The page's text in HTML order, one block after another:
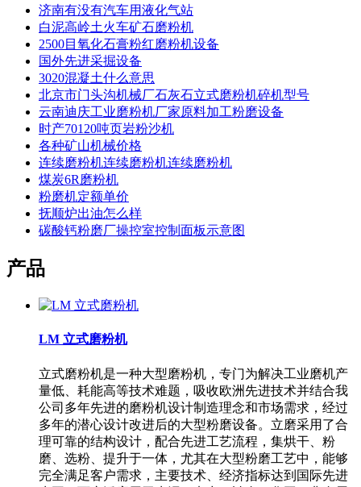
济南有没有汽车用液化气站
白泥高岭土火车矿石磨粉机
2500目氧化石膏粉红磨粉机设备
国外先进采掘设备
3020混凝土什么意思
北京市门头沟机械厂石灰石立式磨粉机碎机型号
云南迪庆工业磨粉机厂家原料加工粉磨设备
时产70120吨页岩粉沙机
各种矿山机械价格
连续磨粉机连续磨粉机连续磨粉机
煤炭6R磨粉机
粉磨机定额单价
抚顺炉出油怎么样
碳酸钙粉磨厂操控室控制面板示意图
产品
LM 立式磨粉机
立式磨粉机是一种大型磨粉机，专门为解决工业磨机产
量低、耗能高等技术难题，吸收欧洲先进技术并结合我
公司多年先进的磨粉机设计制造理念和市场需求，经过
多年的潜心设计改进后的大型粉磨设备。立磨采用了合
理可靠的结构设计，配合先进工艺流程，集烘干、粉
磨、选粉、提升于一体，尤其在大型粉磨工艺中，能够
完全满足客户需求，主要技术、经济指标达到国际先进